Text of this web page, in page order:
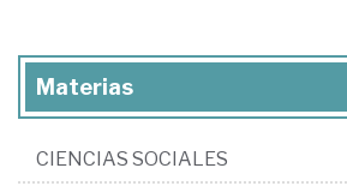
Materias
CIENCIAS SOCIALES